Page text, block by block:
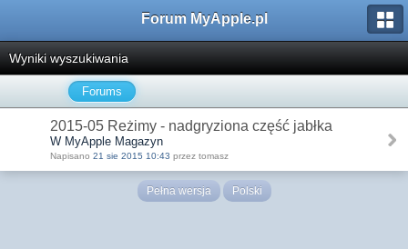
Forum MyApple.pl
Wyniki wyszukiwania
Forums
2015-05 Reżimy - nadgryziona część jabłka
W MyApple Magazyn
Napisano 21 sie 2015 10:43 przez tomasz
Pełna wersja Polski